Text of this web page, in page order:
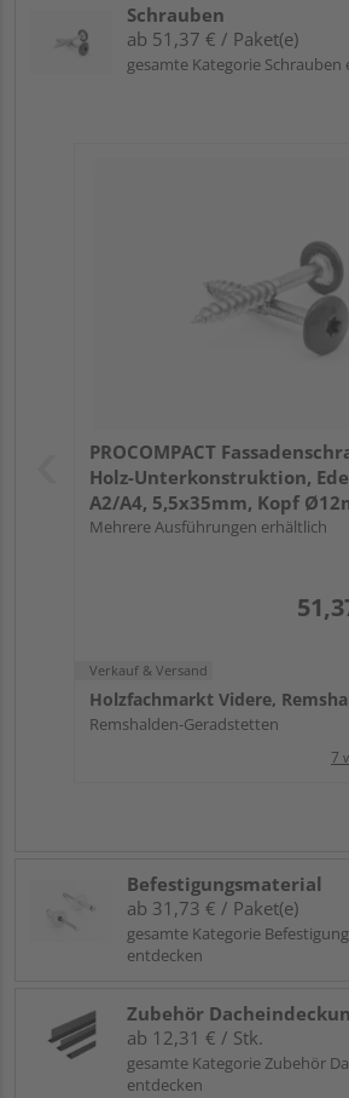
Schrauben
ab 51,37 € / Paket(e)
gesamte Kategorie Schrauben
PROCOMPACT
Holz-Unterkonstruktion,
A2/A4, 5,5x35mm, Kopf
Mehrere Ausführungen erhältlich
Verkauf & Versand
Holzfachmarkt Videre,
Remshalden-Geradstetten
7
Befestigungsmaterial
ab 31,73 € / Paket(e)
gesamte Kategorie
entdecken
Zubehör
ab 12,31 € / Stk.
gesamte Kategorie Zubehör
entdecken